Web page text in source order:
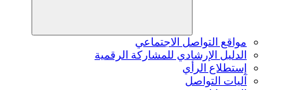
مواقع التواصل الاجتماعي
الدليل الإرشادي للمشاركة الرقمية
إستطلاع الرأي
آليات التواصل